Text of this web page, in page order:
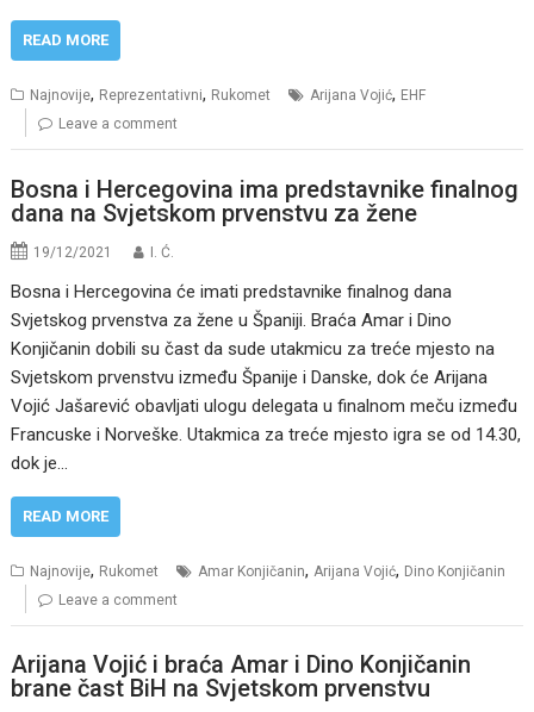
READ MORE
Najnovije, Reprezentativni, Rukomet Arijana Vojić, EHF
Leave a comment
Bosna i Hercegovina ima predstavnike finalnog
dana na Svjetskom prvenstvu za žene
19/12/2021 I. Ć.
Bosna i Hercegovina će imati predstavnike finalnog dana
Svjetskog prvenstva za žene u Španiji. Braća Amar i Dino
Konjičanin dobili su čast da sude utakmicu za treće mjesto na
Svjetskom prvenstvu između Španije i Danske, dok će Arijana
Vojić Jašarević obavljati ulogu delegata u finalnom meču između
Francuske i Norveške. Utakmica za treće mjesto igra se od 14.30,
dok je…
READ MORE
Najnovije, Rukomet Amar Konjičanin,Arijana Vojić, Dino Konjičanin
Leave a comment
Arijana Vojić i braća Amar i Dino Konjičanin
brane čast BiH na Svjetskom prvenstvu